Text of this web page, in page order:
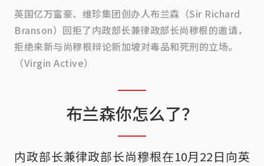
英国亿万富豪、维珍集团创办人布兰森（Sir Richard
Branson）回拒了内政部长兼律政部长尚穆根的邀请，
拒绝来新与尚穆根辩论新加坡对毒品和死刑的立场。
（Virgin Active）
布兰森你怎么了？
内政部长兼律政部长尚穆根在10月22日向英